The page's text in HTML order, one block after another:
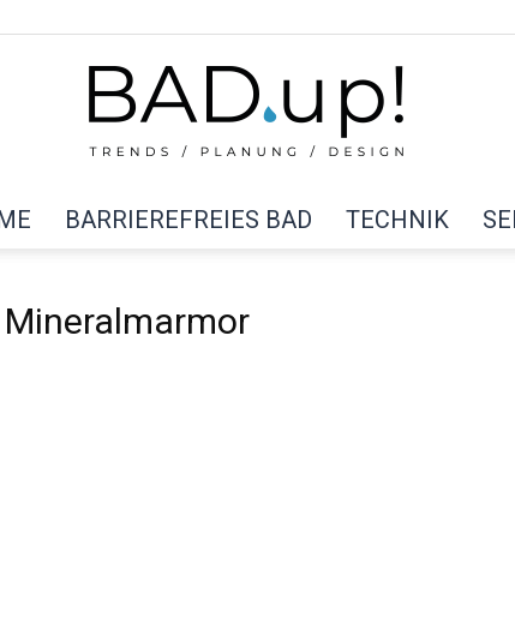
BARRIEREFREIES BAD TECHNIK